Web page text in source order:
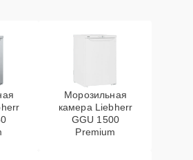
Морозильная
камера Liebherr
GGU 1500
Premium